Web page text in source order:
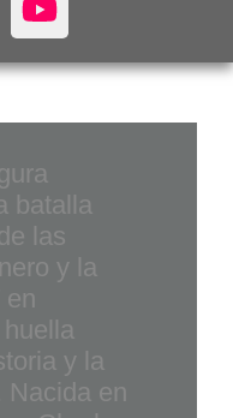
batalla
las
y la
y la
Nacida en